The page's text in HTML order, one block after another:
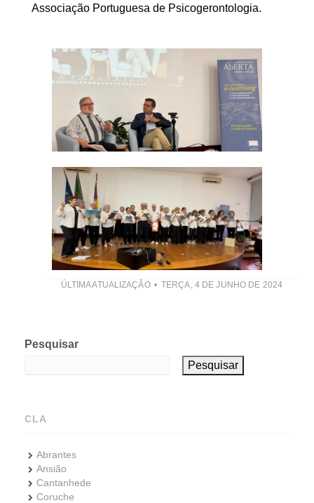
Associação Portuguesa de Psicogerontologia.
ÚLTIMA ATUALIZAÇÃO TERÇA, 4 DE JUNHO DE 2024
Pesquisar
Pesquisar
CLA
Abrantes
Ansião
Cantanhede
Coruche